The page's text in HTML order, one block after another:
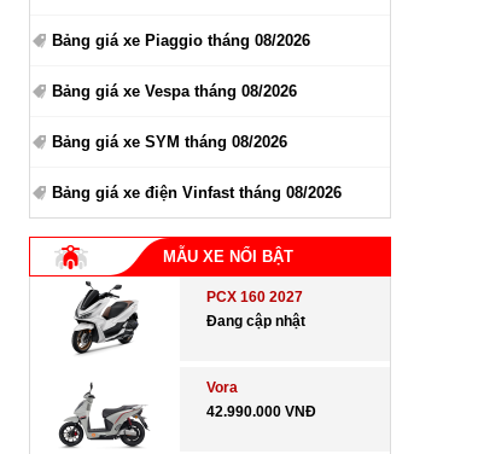
Bảng giá xe Piaggio tháng 08/2026
Bảng giá xe Vespa tháng 08/2026
Bảng giá xe SYM tháng 08/2026
Bảng giá xe điện Vinfast tháng 08/2026
MẪU XE NỔI BẬT
PCX 160 2027
Đang cập nhật
Vora
42.990.000 VNĐ